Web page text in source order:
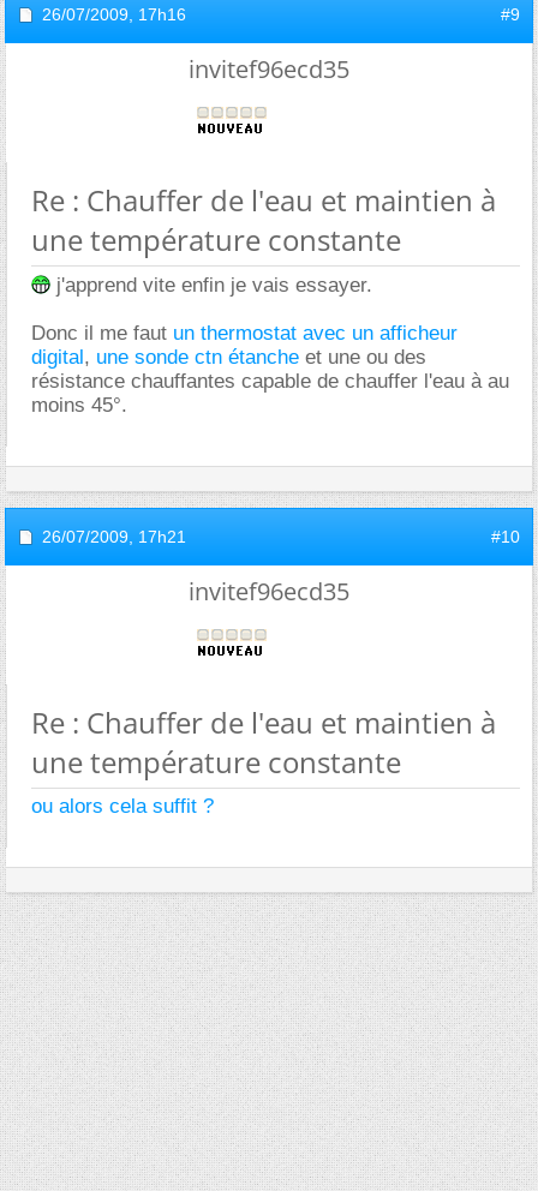
26/07/2009, 17h16 #9
invitef96ecd35
Re : Chauffer de l'eau et maintien à
une température constante
j'apprend vite enfin je vais essayer.
Donc il me faut un thermostat avec un afficheur
digital, une sonde ctn étanche et une ou des
résistance chauffantes capable de chauffer l'eau à au
moins 45°.
26/07/2009, 17h21 #10
invitef96ecd35
Re : Chauffer de l'eau et maintien à
une température constante
ou alors cela suffit ?